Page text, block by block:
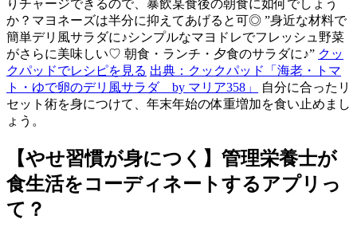
りチャージできるので、暴飲某食後の朝食に如何でしょう
か？マヨネーズは半分に抑えてあげると可◎ ”身近な材料で
簡単デリ風サラダに♪シンプルなマヨドレでフレッシュ野菜
がさらに美味しい♡ 朝食・ランチ・夕食のサラダに♪” クッ
クパッドでレシピを見る 出典：クックパッド「海老・トマ
ト・ゆで卵のデリ風サラダ by マリア358」
自分に合ったリ
セット術を身につけて、年末年始の体重増加を食い止めまし
ょう。
【やせ習慣が身につく】管理栄養士が
食生活をコーディネートするアプリっ
て？